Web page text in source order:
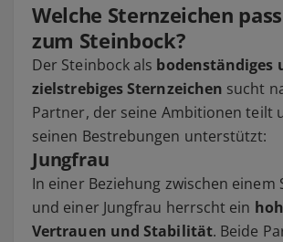
Welche Sternzeichen
zum Steinbock?
Der Steinbock als bodenständiges
zielstrebiges Sternzeichen sucht
Partner, der seine Ambitionen teilt
seinen Bestrebungen unterstützt:
Jungfrau
In einer Beziehung zwischen einem
und einer Jungfrau herrscht ein
Vertrauen und Stabilität. Beide